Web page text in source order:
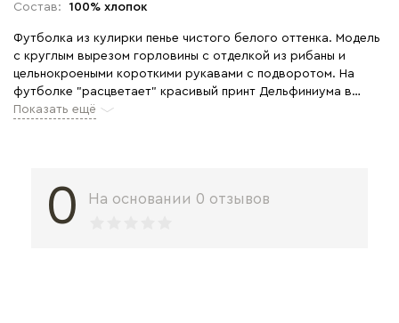
Состав:
100% хлопок
Футболка из кулирки пенье чистого белого оттенка. Модель
с круглым вырезом горловины с отделкой из рибаны и
цельнокроеными короткими рукавами с подворотом. На
футболке "расцветает" красивый принт Дельфиниума в
ботаническом стиле. Сочетается со многими брюками
Показать ещё
0 На основании 0 отзывов